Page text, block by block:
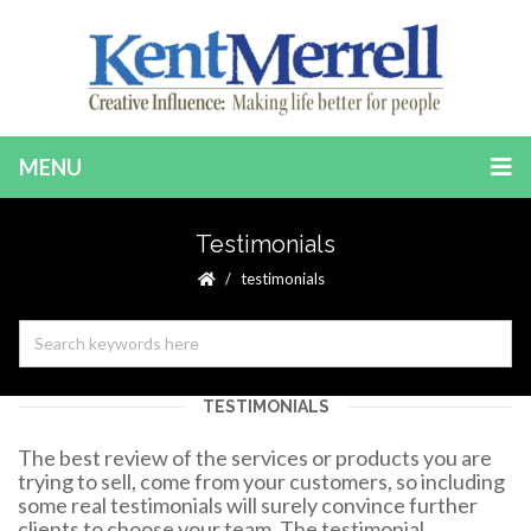
MENU
Testimonials
testimonials
TESTIMONIALS
The best review of the services or products you are
trying to sell, come from your customers, so including
some real testimonials will surely convince further